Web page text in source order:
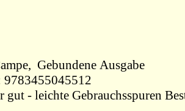
1999, Hoffmann und Campe, Gebundene Ausgabe
9783455045512
gut - leichte Gebrauchsspuren